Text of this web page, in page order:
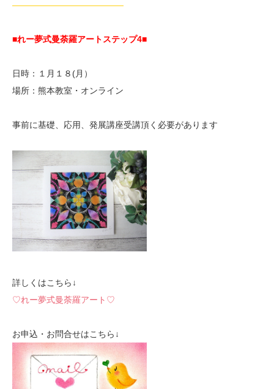
—————————————
■れー夢式曼荼羅アートステップ4■
日時：１月１８(月）
場所：熊本教室・オンライン
事前に基礎、応用、発展講座受講頂く必要があります
詳しくはこちら↓
♡れー夢式曼荼羅アート♡
お申込・お問合せはこちら↓